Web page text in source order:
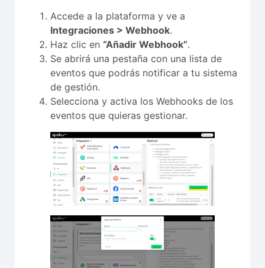
Accede a la plataforma y ve a
Integraciones > Webhook.
Haz clic en “Añadir Webhook”.
Se abrirá una pestaña con una lista de
eventos que podrás notificar a tu sistema
de gestión.
Selecciona y activa los Webhooks de los
eventos que quieras gestionar.